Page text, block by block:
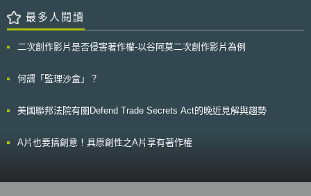
「職務發明草案」[5](送審稿)，內容對於發明創新的勞動者與資方間，於產
出過程中所可能發生的法律議題及關係，以法律加以規範。 草案基於
歸屬等相關細節討論約定，而在當發生無法解決的狀況時(例如無契約約定
密保護時，發明人可以請求補償；若是申請知識產權，發明人可以請求獎勵
於最低保障原則，為避免資方不與勞方協議職務發明的歸屬約定狀況發生，
資方不得忽視發明人在職務發明中的權利。當雙方未約定相關獎勵與報酬
時，草案中規定以「月平均工資」為最低的計算標準，同時制訂四種報酬的
公司將終止和零售書商間的代理契約。 二、未來兩年內零售書商可自訂電
子書價格與折扣，包含Penguin公司出版的書籍。 三、Penguin公司和零售
書商的契約也將適用禁止價格最惠國條款，期限5年。 歐盟執委會接受
想些什麼。」。 調查顯示Google為了展示個人化的廣告及提供個人化
的服務，而將不同服務取得的個人資料加以合併，如搜尋記錄、所在位置及
的，而Google亦未事先提供用戶同意或拒絕的選項。依照荷蘭資料保護法
由概括（隱私）服務條款取得。針對DPA的聲明，Google回應他們已經提
從Google的回應看來，他們不太可能在聽證過後改變心意。以先前Google
元）若繼續拒絕遵循，將有可能面臨高達1佰萬歐元的罰鍰。
最多人閱讀
二次創作影片是否侵害著作權-以谷阿莫二次創作影片為例
何謂「監理沙盒」？
美國聯邦法院有關Defend Trade Secrets Act的晚近見解與趨勢
A片也要搞創意！具原創性之A片享有著作權